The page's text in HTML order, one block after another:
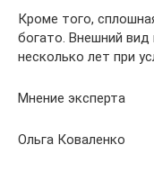
Кроме того,
богато. Внешний вид
несколько лет при
Мнение эксперта
Ольга Коваленко